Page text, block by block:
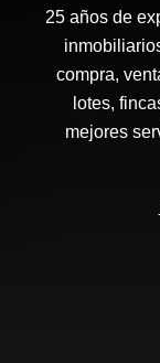
25 años de
compra,
lotes,
mejores